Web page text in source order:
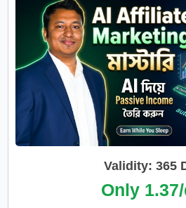
Validity: 365
Only